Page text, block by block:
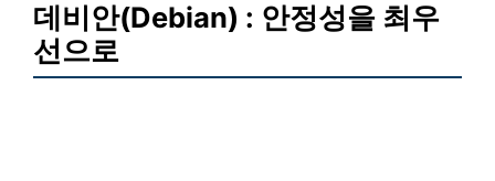
데비안(Debian) : 안정성을 최우
선으로